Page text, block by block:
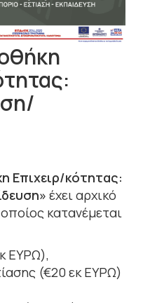
Επιχειρ/κότητας:
έχει αρχικό
κατανέμεται
ΕΥΡΩ),
(€20 εκ ΕΥΡΩ)